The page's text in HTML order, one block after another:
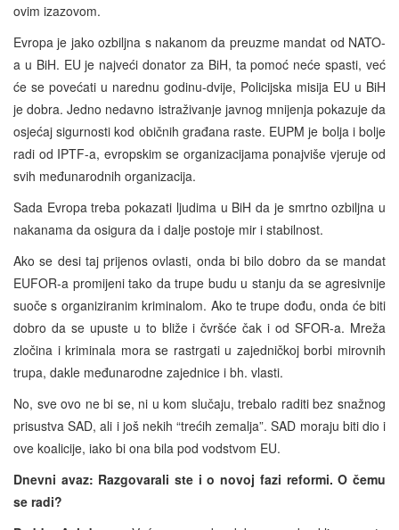
ovim izazovom.
Evropa je jako ozbiljna s nakanom da preuzme mandat od NATO-
a u BiH. EU je najveći donator za BiH, ta pomoć neće spasti, već
će se povećati u narednu godinu-dvije, Policijska misija EU u BiH
je dobra. Jedno nedavno istraživanje javnog mnijenja pokazuje da
osjećaj sigurnosti kod običnih građana raste. EUPM je bolja i bolje
radi od IPTF-a, evropskim se organizacijama ponajviše vjeruje od
svih međunarodnih organizacija.
Sada Evropa treba pokazati ljudima u BiH da je smrtno ozbiljna u
nakanama da osigura da i dalje postoje mir i stabilnost.
Ako se desi taj prijenos ovlasti, onda bi bilo dobro da se mandat
EUFOR-a promijeni tako da trupe budu u stanju da se agresivnije
suoče s organiziranim kriminalom. Ako te trupe dođu, onda će biti
dobro da se upuste u to bliže i čvršće čak i od SFOR-a. Mreža
zločina i kriminala mora se rastrgati u zajedničkoj borbi mirovnih
trupa, dakle međunarodne zajednice i bh. vlasti.
No, sve ovo ne bi se, ni u kom slučaju, trebalo raditi bez snažnog
prisustva SAD, ali i još nekih “trećih zemalja”. SAD moraju biti dio i
ove koalicije, iako bi ona bila pod vodstvom EU.
Dnevni avaz: Razgovarali ste i o novoj fazi reformi. O čemu
se radi?